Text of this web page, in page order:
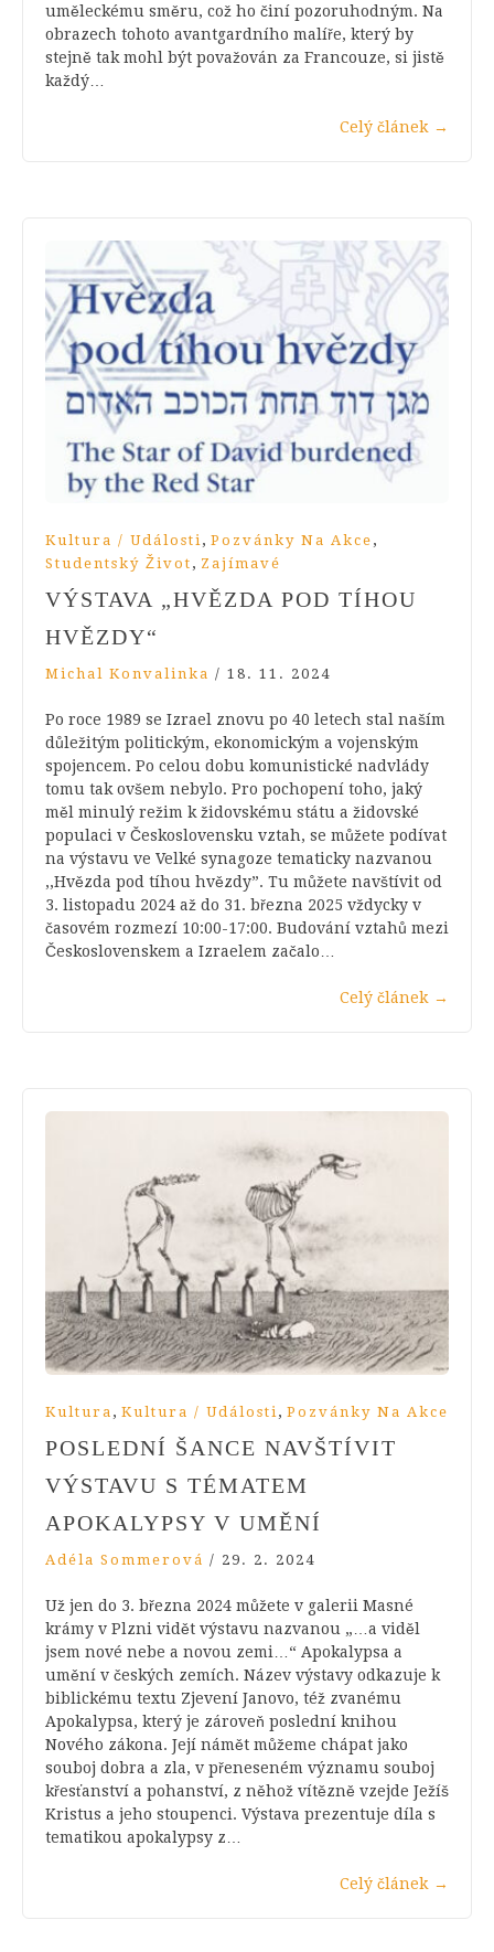
uměleckému směru, což ho činí pozoruhodným. Na
obrazech tohoto avantgardního malíře, který by
stejně tak mohl být považován za Francouze, si jistě
každý…
Celý článek →
Kultura / Události, Pozvánky Na Akce ,
Studentský Život , Zajímavé
VÝSTAVA „HVĚZDA POD TÍHOU
HVĚZDY“
Michal Konvalinka / 18. 11. 2024
Po roce 1989 se Izrael znovu po 40 letech stal naším
důležitým politickým, ekonomickým a vojenským
spojencem. Po celou dobu komunistické nadvlády
tomu tak ovšem nebylo. Pro pochopení toho, jaký
měl minulý režim k židovskému státu a židovské
populaci v Československu vztah, se můžete podívat
na výstavu ve Velké synagoze tematicky nazvanou
,,Hvězda pod tíhou hvězdy”. Tu můžete navštívit od
3. listopadu 2024 až do 31. března 2025 vždycky v
časovém rozmezí 10:00-17:00. Budování vztahů mezi
Československem a Izraelem začalo…
Celý článek →
Kultura , Kultura / Události, Pozvánky Na Akce
POSLEDNÍ ŠANCE NAVŠTÍVIT
VÝSTAVU S TÉMATEM
APOKALYPSY V UMĚNÍ
Adéla Sommerová / 29. 2. 2024
Už jen do 3. března 2024 můžete v galerii Masné
krámy v Plzni vidět výstavu nazvanou „…a viděl
jsem nové nebe a novou zemi…“ Apokalypsa a
umění v českých zemích. Název výstavy odkazuje k
biblickému textu Zjevení Janovo, též zvanému
Apokalypsa, který je zároveň poslední knihou
Nového zákona. Její námět můžeme chápat jako
souboj dobra a zla, v přeneseném významu souboj
křesťanství a pohanství, z něhož vítězně vzejde Ježíš
Kristus a jeho stoupenci. Výstava prezentuje díla s
tematikou apokalypsy z…
Celý článek →